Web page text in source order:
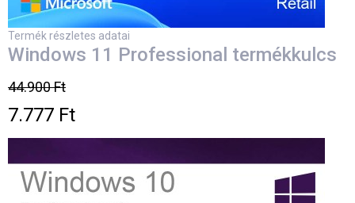
Termék részletes adatai
Windows 11 Professional termékkulcs
44.900 Ft
7.777 Ft